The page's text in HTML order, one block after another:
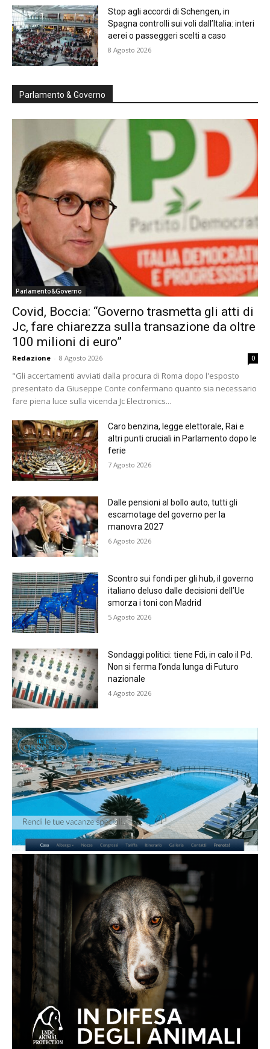
Stop agli accordi di Schengen, in
Spagna controlli sui voli dall’Italia: interi
aerei o passeggeri scelti a caso
8 Agosto 2026
Parlamento & Governo
Parlamento&Governo
Covid, Boccia: “Governo trasmetta gli atti di
Jc, fare chiarezza sulla transazione da oltre
100 milioni di euro”
Redazione - 8 Agosto 2026 0
"Gli accertamenti avviati dalla procura di Roma dopo l'esposto
presentato da Giuseppe Conte confermano quanto sia necessario
fare piena luce sulla vicenda Jc Electronics...
Caro benzina, legge elettorale, Rai e
altri punti cruciali in Parlamento dopo le
ferie
7 Agosto 2026
Dalle pensioni al bollo auto, tutti gli
escamotage del governo per la
manovra 2027
6 Agosto 2026
Scontro sui fondi per gli hub, il governo
italiano deluso dalle decisioni dell’Ue
smorza i toni con Madrid
5 Agosto 2026
Sondaggi politici: tiene Fdi, in calo il Pd.
Non si ferma l’onda lunga di Futuro
nazionale
4 Agosto 2026